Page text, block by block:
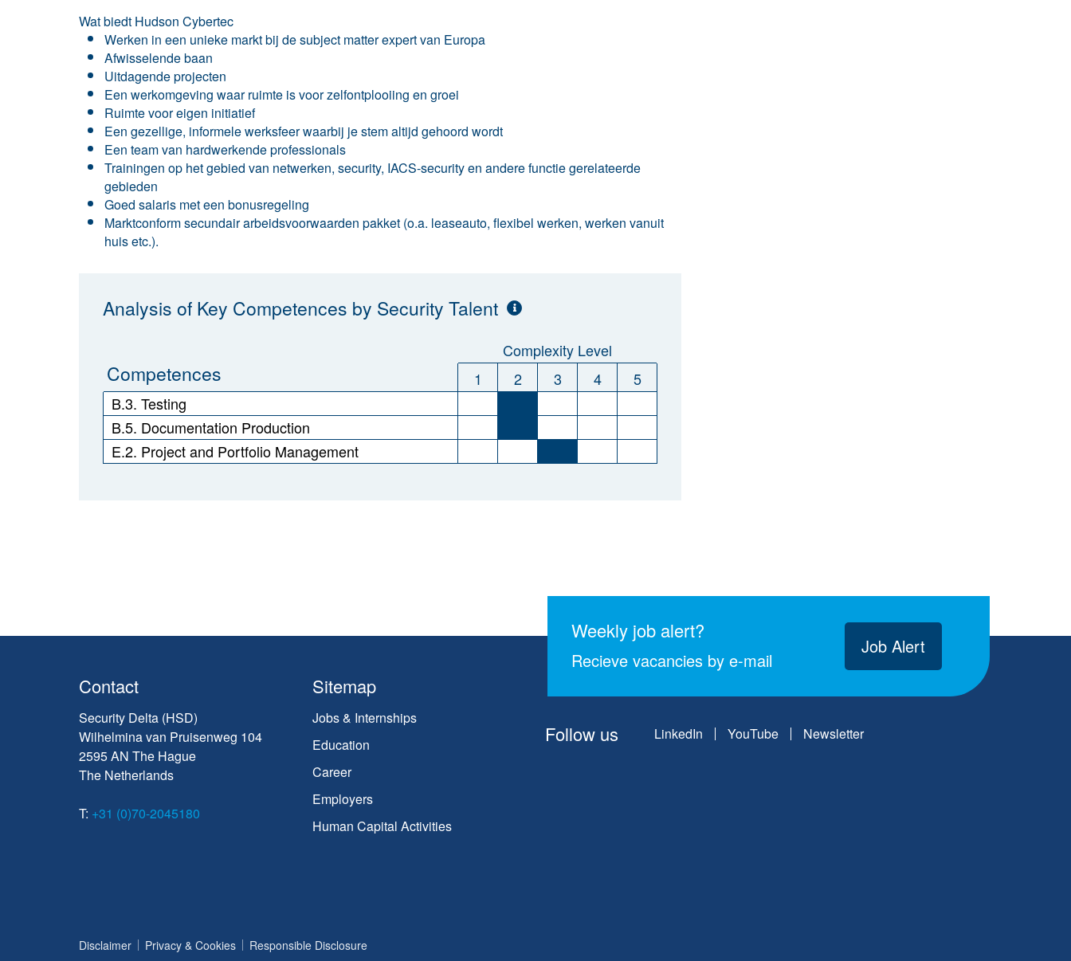
Wat biedt Hudson Cybertec
Werken in een unieke markt bij de subject matter expert van Europa
Afwisselende baan
Uitdagende projecten
Een werkomgeving waar ruimte is voor zelfontplooiing en groei
Ruimte voor eigen initiatief
Een gezellige, informele werksfeer waarbij je stem altijd gehoord wordt
Een team van hardwerkende professionals
Trainingen op het gebied van netwerken, security, IACS-security en andere functie gerelateerde
gebieden
Goed salaris met een bonusregeling
Marktconform secundair arbeidsvoorwaarden pakket (o.a. leaseauto, flexibel werken, werken vanuit
huis etc.).
Analysis of Key Competences by Security Talent
Complexity Level
Competences 1 2 3 4
5
B.3. Testing
B.5. Documentation Production
E.2. Project and Portfolio Management
Weekly job alert?
Recieve vacancies by e-mail
Job Alert
Contact
Security Delta (HSD)
Wilhelmina van Pruisenweg 104
2595 AN The Hague
The Netherlands
T: +31 (0)70-2045180
Sitemap
Jobs & Internships
Education
Career
Employers
Human Capital Activities
Follow us LinkedIn YouTube Newsletter
Disclaimer Privacy & Cookies Responsible Disclosure